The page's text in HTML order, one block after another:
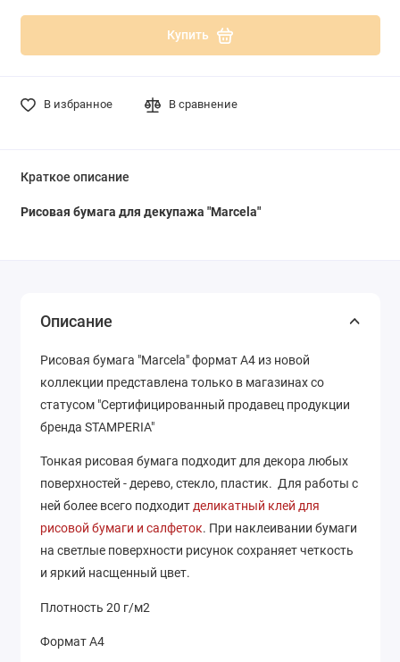
Купить
В избранное В сравнение
Краткое описание
Рисовая бумага для декупажа "Marcela"
Описание
Рисовая бумага "Marcela" формат А4 из новой
коллекции представлена только в магазинах со
статусом "Сертифицированный продавец продукции
бренда STAMPERIA"
Тонкая рисовая бумага подходит для декора любых
поверхностей - дерево, стекло, пластик. Для работы с
ней более всего подходитделикатный клей для
рисовой бумаги и салфеток. При наклеивании бумаги
на светлые поверхности рисунок сохраняет четкость
и яркий насщенный цвет.
Плотность 20 г/м2
Формат А4